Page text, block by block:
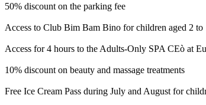
50% discount on the parking fee
Access to Club Bim Bam Bino for children aged 2 to
Access for 4 hours to the Adults-Only SPA CEò at
10% discount on beauty and massage treatments
Free Ice Cream Pass during July and August for